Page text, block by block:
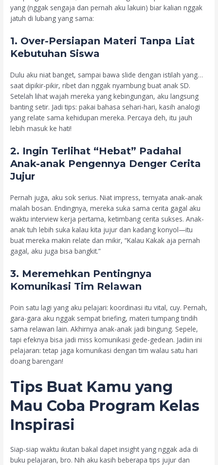
yang (nggak sengaja dan pernah aku lakuin) biar kalian nggak
jatuh di lubang yang sama:
1. Over-Persiapan Materi Tanpa Liat
Kebutuhan Siswa
Dulu aku niat banget, sampai bawa slide dengan istilah yang…
saat dipikir-pikir, ribet dan nggak nyambung buat anak SD.
Setelah lihat wajah mereka yang kebingungan, aku langsung
banting setir. Jadi tips: pakai bahasa sehari-hari, kasih analogi
yang relate sama kehidupan mereka. Percaya deh, itu jauh
lebih masuk ke hati!
2. Ingin Terlihat “Hebat” Padahal
Anak-anak Pengennya Denger Cerita
Jujur
Pernah juga, aku sok serius. Niat impress, ternyata anak-anak
malah bosan. Endingnya, mereka suka sama cerita gagal aku
waktu interview kerja pertama, ketimbang cerita sukses. Anak-
anak tuh lebih suka kalau kita jujur dan kadang konyol—itu
buat mereka makin relate dan mikir, “Kalau Kakak aja pernah
gagal, aku juga bisa bangkit.”
3. Meremehkan Pentingnya
Komunikasi Tim Relawan
Poin satu lagi yang aku pelajari: koordinasi itu vital, cuy. Pernah,
gara-gara aku nggak sempat briefing, materi tumpang tindih
sama relawan lain. Akhirnya anak-anak jadi bingung. Sepele,
tapi efeknya bisa jadi miss komunikasi gede-gedean. Jadiin ini
pelajaran: tetap jaga komunikasi dengan tim walau satu hari
doang barengan!
Tips Buat Kamu yang
Mau Coba Program Kelas
Inspirasi
Siap-siap waktu ikutan bakal dapet insight yang nggak ada di
buku pelajaran, bro. Nih aku kasih beberapa tips jujur dan